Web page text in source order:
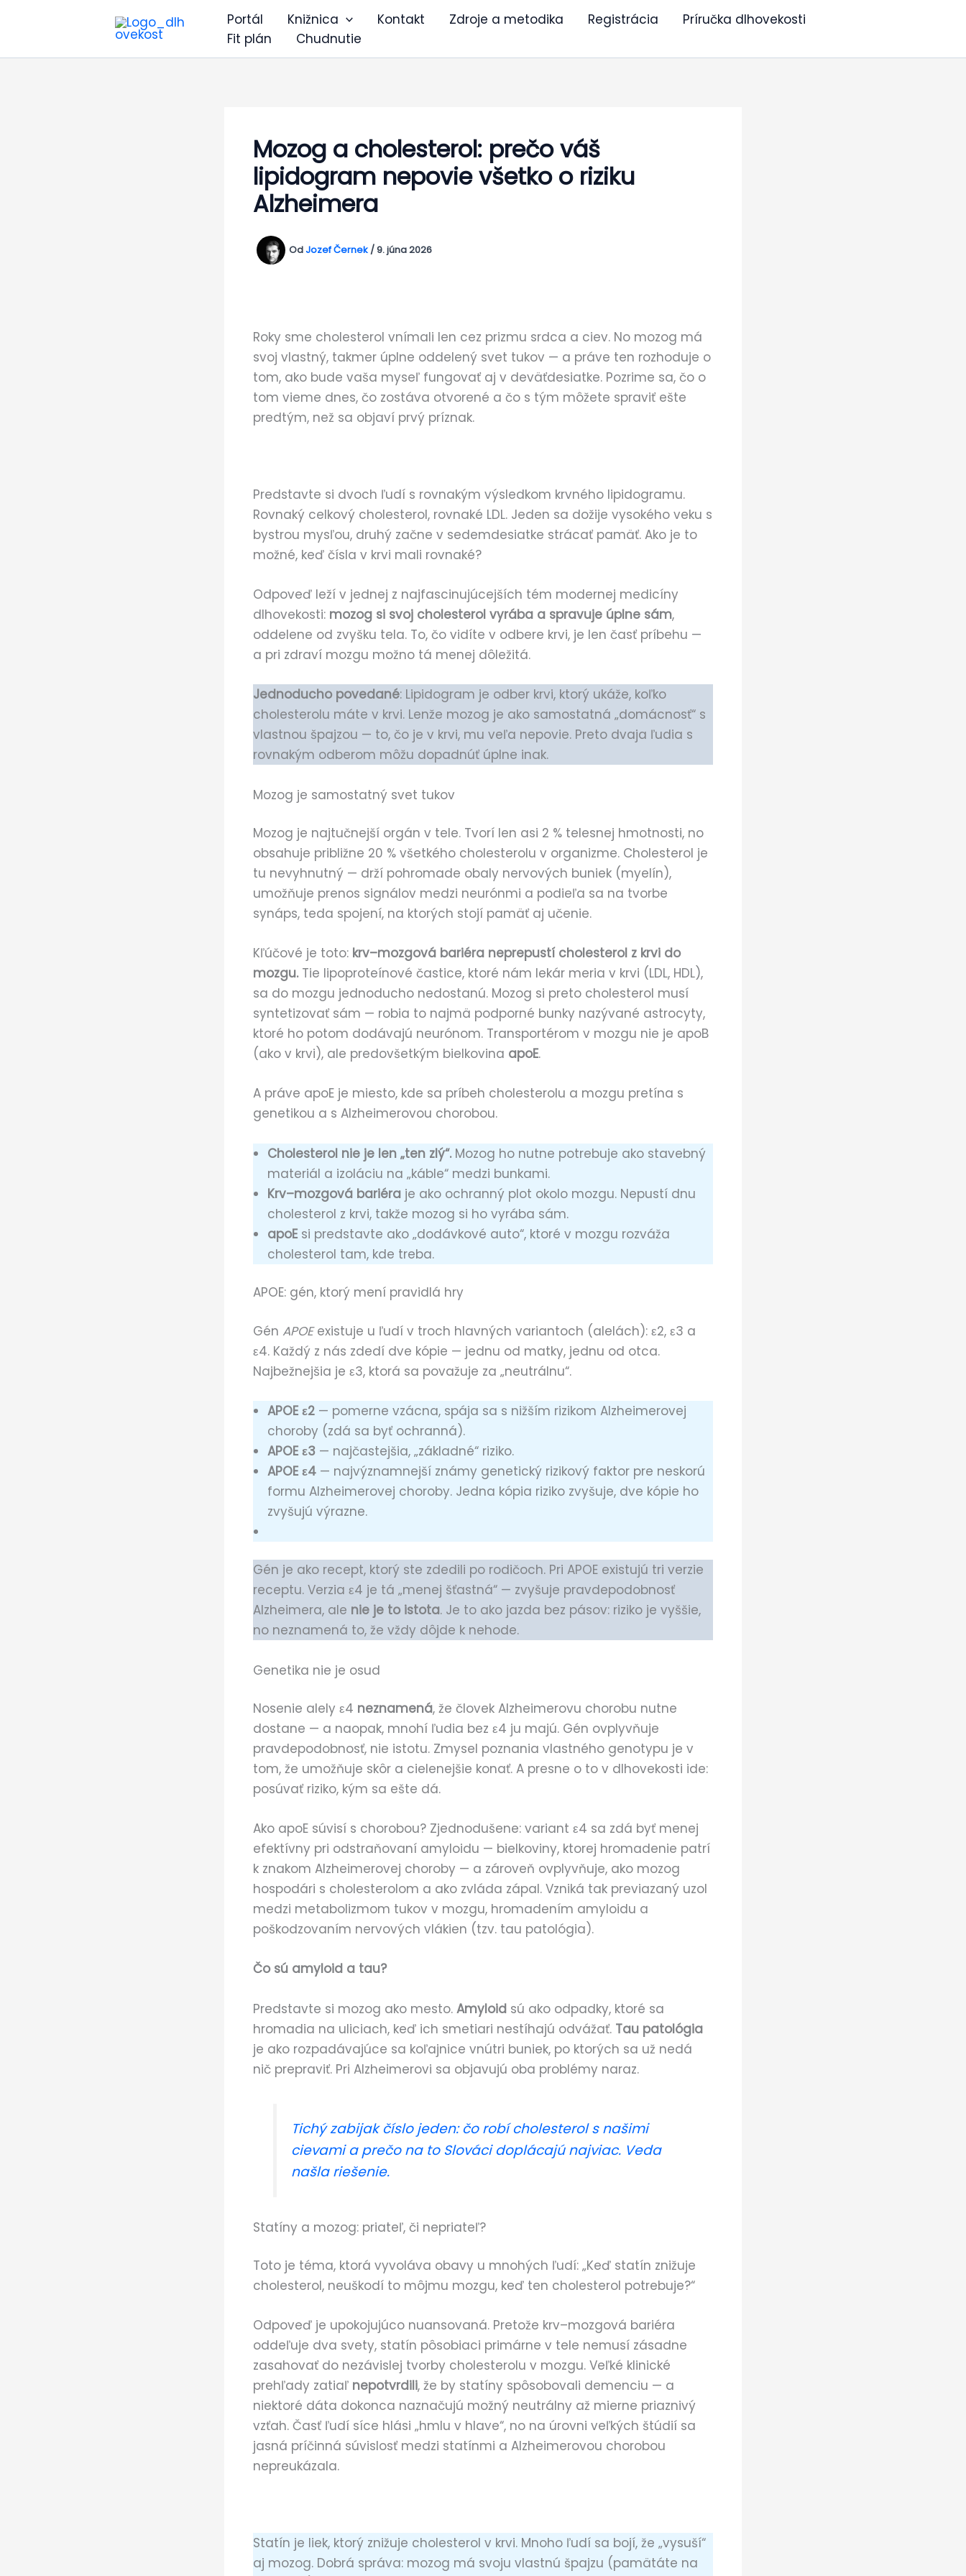
Portál Knižnica Kontakt Zdroje a metodika Registrácia
Príručka dlhovekosti
Fit plán
Chudnutie
Mozog a cholesterol: prečo váš
lipidogram nepovie všetko o riziku
Alzheimera
OdJozef Černek /9. júna 2026
Roky sme cholesterol vnímali len cez prizmu srdca a ciev. No mozog má
svoj vlastný, takmer úplne oddelený svet tukov — a práve ten rozhoduje o
tom, ako bude vaša myseľ fungovať aj v deväťdesiatke. Pozrime sa, čo o
tom vieme dnes, čo zostáva otvorené a čo s tým môžete spraviť ešte
predtým, než sa objaví prvý príznak.
Predstavte si dvoch ľudí s rovnakým výsledkom krvného lipidogramu.
Rovnaký celkový cholesterol, rovnaké LDL. Jeden sa dožije vysokého veku s
bystrou mysľou, druhý začne v sedemdesiatke strácať pamäť. Ako je to
možné, keď čísla v krvi mali rovnaké?
Odpoveď leží v jednej z najfascinujúcejších tém modernej medicíny
dlhovekosti: mozog si svoj cholesterol vyrába a spravuje úplne sám,
oddelene od zvyšku tela. To, čo vidíte v odbere krvi, je len časť príbehu —
a pri zdraví mozgu možno tá menej dôležitá.
Jednoducho povedané: Lipidogram je odber krvi, ktorý ukáže, koľko
cholesterolu máte v krvi. Lenže mozog je ako samostatná „domácnosť“ s
vlastnou špajzou — to, čo je v krvi, mu veľa nepovie. Preto dvaja ľudia s
rovnakým odberom môžu dopadnúť úplne inak.
Mozog je samostatný svet tukov
Mozog je najtučnejší orgán v tele. Tvorí len asi 2 % telesnej hmotnosti, no
obsahuje približne 20 % všetkého cholesterolu v organizme. Cholesterol je
tu nevyhnutný — drží pohromade obaly nervových buniek (myelín),
umožňuje prenos signálov medzi neurónmi a podieľa sa na tvorbe
synáps, teda spojení, na ktorých stojí pamäť aj učenie.
Kľúčové je toto: krv–mozgová bariéra neprepustí cholesterol z krvi do
mozgu.Tie lipoproteínové častice, ktoré nám lekár meria v krvi (LDL, HDL),
sa do mozgu jednoducho nedostanú. Mozog si preto cholesterol musí
syntetizovať sám — robia to najmä podporné bunky nazývané astrocyty,
ktoré ho potom dodávajú neurónom. Transportérom v mozgu nie je apoB
(ako v krvi), ale predovšetkým bielkovina apoE.
A práve apoE je miesto, kde sa príbeh cholesterolu a mozgu pretína s
genetikou a s Alzheimerovou chorobou.
Cholesterol nie je len „ten zlý“.Mozog ho nutne potrebuje ako stavebný
materiál a izoláciu na „káble“ medzi bunkami.
Krv–mozgová bariéra je ako ochranný plot okolo mozgu. Nepustí dnu
cholesterol z krvi, takže mozog si ho vyrába sám.
apoE si predstavte ako „dodávkové auto“, ktoré v mozgu rozváža
cholesterol tam, kde treba.
APOE: gén, ktorý mení pravidlá hry
Gén APOEexistuje u ľudí v troch hlavných variantoch (alelách): ε2, ε3 a
ε4. Každý z nás zdedí dve kópie — jednu od matky, jednu od otca.
Najbežnejšia je ε3, ktorá sa považuje za „neutrálnu“.
APOE ε2 — pomerne vzácna, spája sa s nižším rizikom Alzheimerovej
choroby (zdá sa byť ochranná).
APOE ε3 — najčastejšia, „základné“ riziko.
APOE ε4 — najvýznamnejší známy genetický rizikový faktor pre neskorú
formu Alzheimerovej choroby. Jedna kópia riziko zvyšuje, dve kópie ho
zvyšujú výrazne.
Gén je ako recept, ktorý ste zdedili po rodičoch. Pri APOE existujú tri verzie
receptu. Verzia ε4 je tá „menej šťastná“ — zvyšuje pravdepodobnosť
Alzheimera, ale nie je to istota. Je to ako jazda bez pásov: riziko je vyššie,
no neznamená to, že vždy dôjde k nehode.
Genetika nie je osud
Nosenie alely ε4 neznamená, že človek Alzheimerovu chorobu nutne
dostane — a naopak, mnohí ľudia bez ε4 ju majú. Gén ovplyvňuje
pravdepodobnosť, nie istotu. Zmysel poznania vlastného genotypu je v
tom, že umožňuje skôr a cielenejšie konať. A presne o to v dlhovekosti ide:
posúvať riziko, kým sa ešte dá.
Ako apoE súvisí s chorobou? Zjednodušene: variant ε4 sa zdá byť menej
efektívny pri odstraňovaní amyloidu — bielkoviny, ktorej hromadenie patrí
k znakom Alzheimerovej choroby — a zároveň ovplyvňuje, ako mozog
hospodári s cholesterolom a ako zvláda zápal. Vzniká tak previazaný uzol
medzi metabolizmom tukov v mozgu, hromadením amyloidu a
poškodzovaním nervových vlákien (tzv. tau patológia).
Čo sú amyloid a tau?
Predstavte si mozog ako mesto. Amyloid sú ako odpadky, ktoré sa
hromadia na uliciach, keď ich smetiari nestíhajú odvážať. Tau patológia
je ako rozpadávajúce sa koľajnice vnútri buniek, po ktorých sa už nedá
nič prepraviť. Pri Alzheimerovi sa objavujú oba problémy naraz.
Tichý zabijak číslo jeden: čo robí cholesterol s našimi
cievami a prečo na to Slováci doplácajú najviac. Veda
našla riešenie.
Statíny a mozog: priateľ, či nepriateľ?
Toto je téma, ktorá vyvoláva obavy u mnohých ľudí: „Keď statín znižuje
cholesterol, neuškodí to môjmu mozgu, keď ten cholesterol potrebuje?“
Odpoveď je upokojujúco nuansovaná. Pretože krv–mozgová bariéra
oddeľuje dva svety, statín pôsobiaci primárne v tele nemusí zásadne
zasahovať do nezávislej tvorby cholesterolu v mozgu. Veľké klinické
prehľady zatiaľ nepotvrdili, že by statíny spôsobovali demenciu — a
niektoré dáta dokonca naznačujú možný neutrálny až mierne priaznivý
vzťah. Časť ľudí síce hlási „hmlu v hlave“, no na úrovni veľkých štúdií sa
jasná príčinná súvislosť medzi statínmi a Alzheimerovou chorobou
nepreukázala.
Statín je liek, ktorý znižuje cholesterol v krvi. Mnoho ľudí sa bojí, že „vysuší“
aj mozog. Dobrá správa: mozog má svoju vlastnú špajzu (pamätáte na